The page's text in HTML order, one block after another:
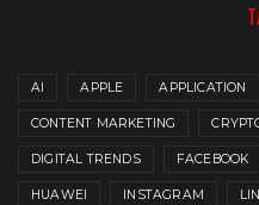
AI APPLE APPLICATION
CONTENT MARKETING
DIGITAL TRENDS FACEBOOK
HUAWEI INSTAGRAM